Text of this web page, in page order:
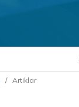
/ Artiklar